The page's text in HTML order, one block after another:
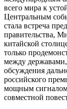
всего мира к
Центральным
стала встреча
правительства,
китайской
только
между
обсуждения
российского
мощным сигналом
совместной